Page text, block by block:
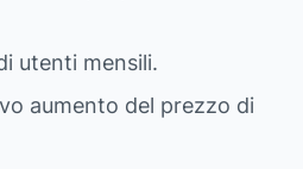
utenti mensili.
aumento del prezzo di